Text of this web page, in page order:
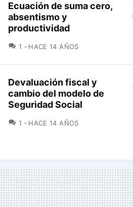
Ecuación de suma cero,
absentismo y
productividad
1 COMENTARIOS
HACE 14 AÑOS
Devaluación fiscal y
cambio del modelo de
Seguridad Social
1 COMENTARIOS
HACE 14 AÑOS